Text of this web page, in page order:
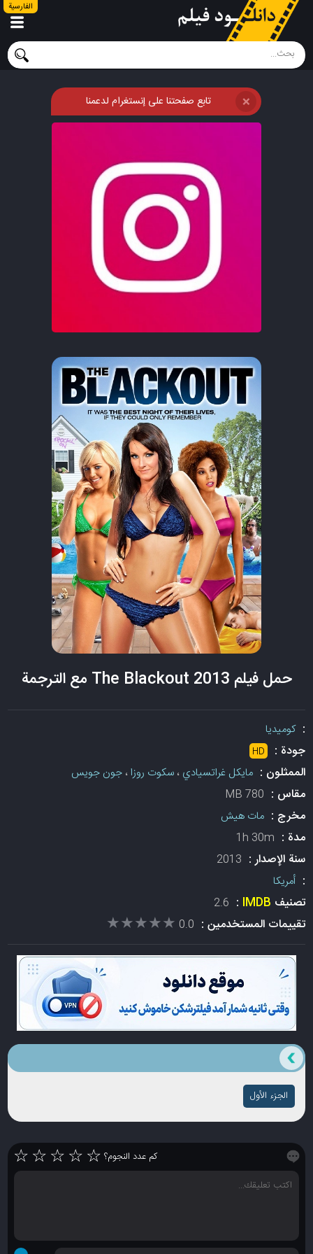
الفارسية
تابع صفحتنا على إنستغرام لدعمنا ❌
حمل فيلم The Blackout 2013 مع الترجمة
:كوميديا
جودة : HD
الممثلون :مايكل غراتسيادي ،سكوت روزا،جون جويس
مقاس : 780 MB
مخرج :مات هيش
مدة : 1h 30m
سنة الإصدار : 2013
:أمريكا
تصنيف IMDB
:
2.6
تقييمات المستخدمين : 0.0
★★★★★
★★★★★
الجزء الأول
كم عدد النجوم؟ ☆
☆
☆
☆
☆